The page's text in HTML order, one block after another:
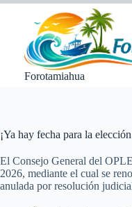
Saltar
contenido
Forotamiahua
¡Ya hay fecha para la
El Consejo General del
2026, mediante el cual se
anulada por resolución